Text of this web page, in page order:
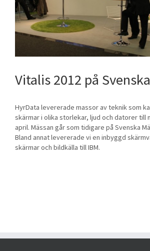
Vitalis 2012 på
HyrData levererade massor av teknik som
skärmar i olika storlekar, ljud och datorer till
april. Mässan går som tidigare på Svenska
Bland annat levererade vi en inbyggd
skärmar och bildkälla till IBM.